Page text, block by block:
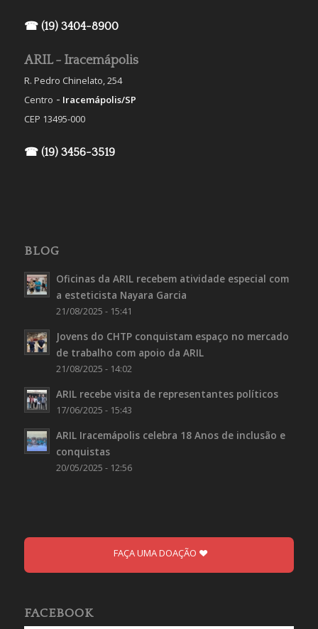
☎ (19) 3404-8900
ARIL - Iracemápolis
R. Pedro Chinelato, 254
Centro - Iracemápolis/SP
CEP 13495-000
☎ (19) 3456-3519
BLOG
Oficinas da ARIL recebem atividade especial com
a esteticista Nayara Garcia
21/08/2025 - 15:41
Jovens do CHTP conquistam espaço no mercado
de trabalho com apoio da ARIL
21/08/2025 - 14:02
ARIL recebe visita de representantes políticos
17/06/2025 - 15:43
ARIL Iracemápolis celebra 18 Anos de inclusão e
conquistas
20/05/2025 - 12:56
FAÇA UMA DOAÇÃO
FACEBOOK